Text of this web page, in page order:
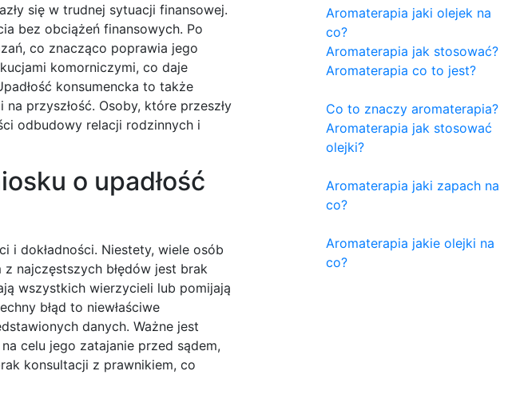
się w trudnej sytuacji finansowej.
bez obciążeń finansowych. Po
co znacząco poprawia jego
komorniczymi, co daje
konsumencka to także
przyszłość. Osoby, które przeszły
odbudowy relacji rodzinnych i
o upadłość
i dokładności. Niestety, wiele osób
z najczęstszych błędów jest brak
wszystkich wierzycieli lub pomijają
błąd to niewłaściwe
danych. Ważne jest
celu jego zatajanie przed sądem,
konsultacji z prawnikiem, co
Aromaterapia jaki olejek na
co?
Aromaterapia jak stosować?
Aromaterapia co to jest?
Co to znaczy aromaterapia?
Aromaterapia jak stosować
olejki?
Aromaterapia jaki zapach na
co?
Aromaterapia jakie olejki na
co?